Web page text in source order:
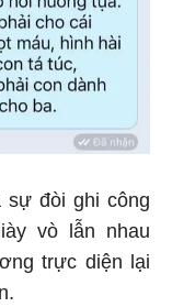
đòi ghi công
vò lẫn nhau
trực diện lại